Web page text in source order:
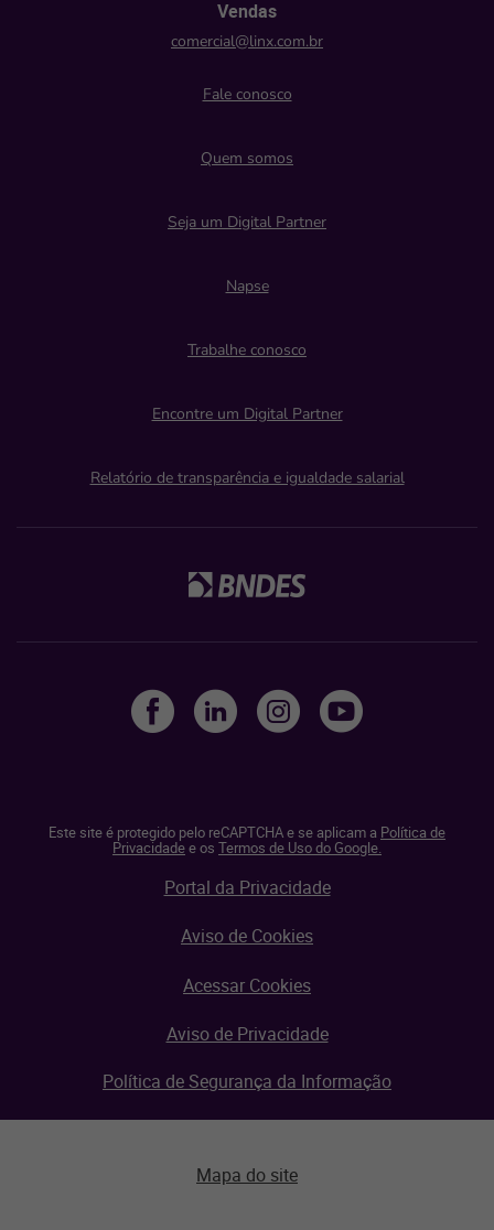
Vendas
comercial@linx.com.br
Fale conosco
Quem somos
Seja um Digital Partner
Napse
Trabalhe conosco
Encontre um Digital Partner
Relatório de transparência e igualdade salarial
Este site é protegido pelo reCAPTCHA e se aplicam a Política de
Privacidadee os Termos de Uso do Google.
Portal da Privacidade
Aviso de Cookies
Acessar Cookies
Aviso de Privacidade
Política de Segurança da Informação
Mapa do site